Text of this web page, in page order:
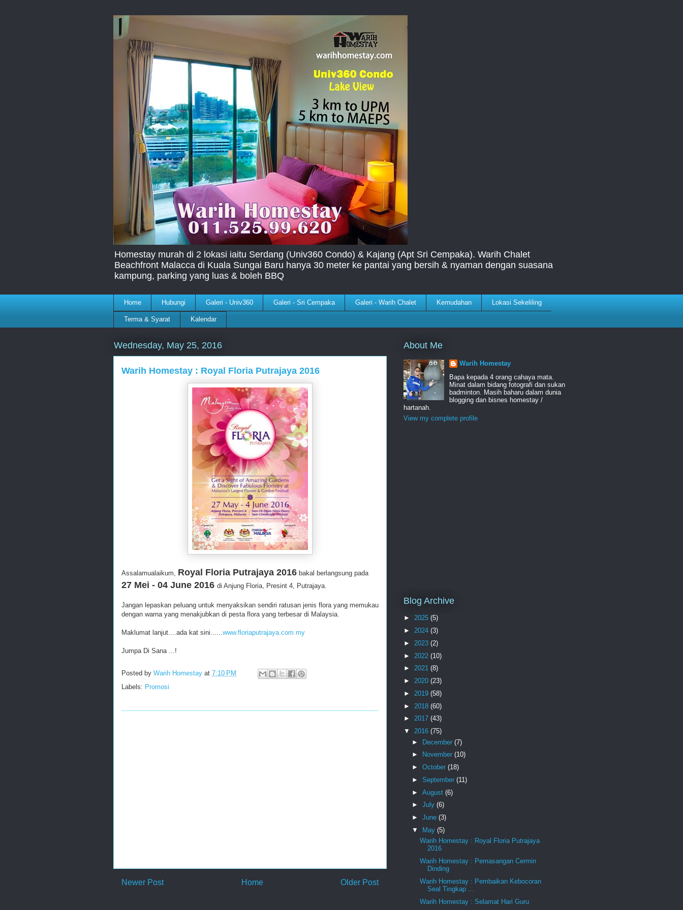
Homestay murah di 2 lokasi iaitu Serdang (Univ360 Condo) & Kajang (Apt Sri Cempaka). Warih Chalet
Beachfront Malacca di Kuala Sungai Baru hanya 30 meter ke pantai yang bersih & nyaman dengan suasana
kampung, parking yang luas & boleh BBQ
Home Hubungi Galeri - Univ360 Galeri - Sri Cempaka Galeri - Warih Chalet Kemudahan Lokasi Sekeliling
Terma & Syarat Kalendar
Wednesday, May 25, 2016
Warih Homestay : Royal Floria Putrajaya 2016
Assalamualaikum, Royal Floria Putrajaya 2016 bakal berlangsung pada
27 Mei - 04 June 2016 di Anjung Floria, Presint 4, Putrajaya.
Jangan lepaskan peluang untuk menyaksikan sendiri ratusan jenis flora yang memukau
dengan warna yang menakjubkan di pesta flora yang terbesar di Malaysia.
Maklumat lanjut....ada kat sini......www.floriaputrajaya.com.my
Jumpa Di Sana ...!
Posted by Warih Homestay at 7:10 PM
Labels: Promosi
Newer Post Older Post
Home
About Me
Warih Homestay
Bapa kepada 4 orang cahaya mata.
Minat dalam bidang fotografi dan sukan
badminton. Masih baharu dalam dunia
blogging dan bisnes homestay /
hartanah.
View my complete profile
Blog Archive
► 2025 (5)
► 2024 (3)
► 2023 (2)
► 2022 (10)
► 2021 (8)
► 2020 (23)
► 2019 (58)
► 2018 (60)
► 2017 (43)
▼ 2016 (75)
► December (7)
►
November (10)
► October (18)
► September (11)
► August (6)
► July (6)
► June (3)
▼
May (5)
Warih Homestay : Royal Floria Putrajaya
2016
Warih Homestay : Pemasangan Cermin
Dinding
Warih Homestay : Pembaikan Kebocoran
Seal Tingkap ...
Warih Homestay : Selamat Hari Guru